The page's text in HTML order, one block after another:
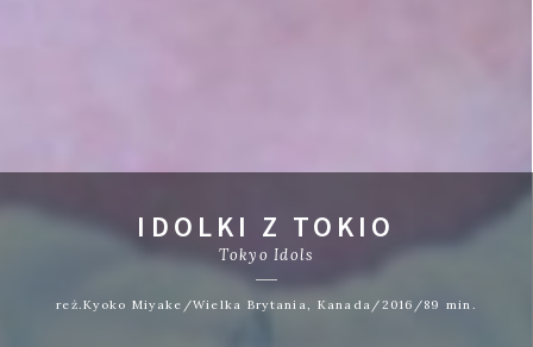
IDOLKI Z TOKIO
Tokyo Idols
reż.Kyoko Miyake/Wielka Brytania, Kanada/2016/89 min.